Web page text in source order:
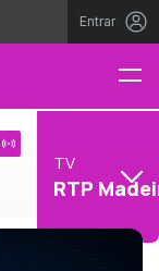
Entrar
TV
RTP